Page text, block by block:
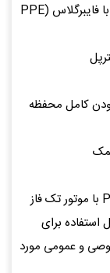
جنس پروانه از پلی پنیلین اتر تقویت شده با فایبرگلاس (PPE
بودن کامل محفظه
پمپ تصفیه استخری SPECK آلمان سری Prime با موتور تک فاز
استفاده برای
و عمومی مورد